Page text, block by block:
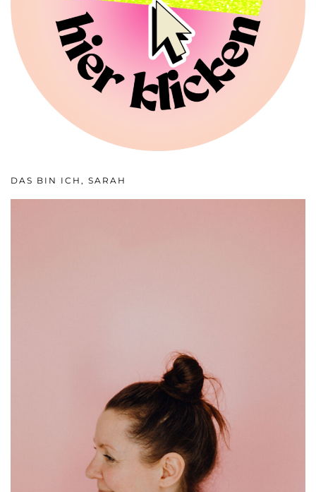
DAS BIN ICH, SARAH